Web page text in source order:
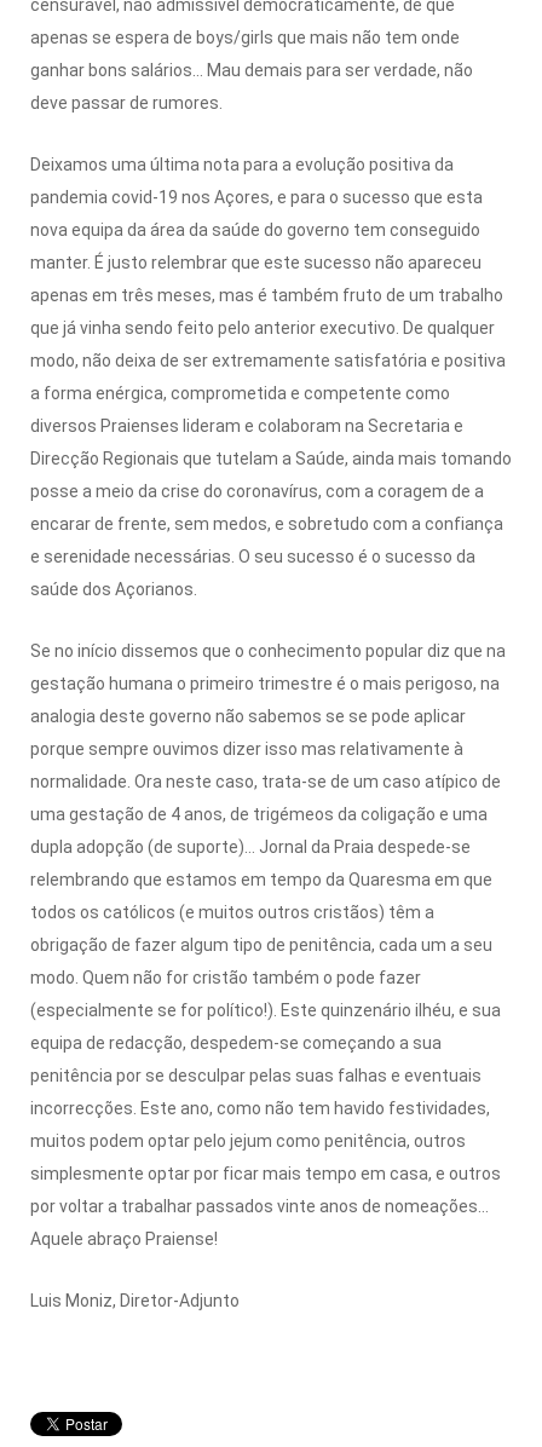
censurável, não admissível democraticamente, de que
apenas se espera de boys/girls que mais não tem onde
ganhar bons salários… Mau demais para ser verdade, não
deve passar de rumores.
Deixamos uma última nota para a evolução positiva da
pandemia covid-19 nos Açores, e para o sucesso que esta
nova equipa da área da saúde do governo tem conseguido
manter. É justo relembrar que este sucesso não apareceu
apenas em três meses, mas é também fruto de um trabalho
que já vinha sendo feito pelo anterior executivo. De qualquer
modo, não deixa de ser extremamente satisfatória e positiva
a forma enérgica, comprometida e competente como
diversos Praienses lideram e colaboram na Secretaria e
Direcção Regionais que tutelam a Saúde, ainda mais tomando
posse a meio da crise do coronavírus, com a coragem de a
encarar de frente, sem medos, e sobretudo com a confiança
e serenidade necessárias. O seu sucesso é o sucesso da
saúde dos Açorianos.
Se no início dissemos que o conhecimento popular diz que na
gestação humana o primeiro trimestre é o mais perigoso, na
analogia deste governo não sabemos se se pode aplicar
porque sempre ouvimos dizer isso mas relativamente à
normalidade. Ora neste caso, trata-se de um caso atípico de
uma gestação de 4 anos, de trigémeos da coligação e uma
dupla adopção (de suporte)… Jornal da Praia despede-se
relembrando que estamos em tempo da Quaresma em que
todos os católicos (e muitos outros cristãos) têm a
obrigação de fazer algum tipo de penitência, cada um a seu
modo. Quem não for cristão também o pode fazer
(especialmente se for político!). Este quinzenário ilhéu, e sua
equipa de redacção, despedem-se começando a sua
penitência por se desculpar pelas suas falhas e eventuais
incorrecções. Este ano, como não tem havido festividades,
muitos podem optar pelo jejum como penitência, outros
simplesmente optar por ficar mais tempo em casa, e outros
por voltar a trabalhar passados vinte anos de nomeações…
Aquele abraço Praiense!
Luis Moniz, Diretor-Adjunto